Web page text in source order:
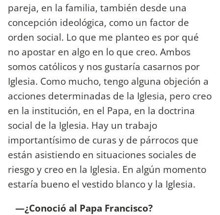
pareja, en la familia, también desde una
concepción ideológica, como un factor de
orden social. Lo que me planteo es por qué
no apostar en algo en lo que creo. Ambos
somos católicos y nos gustaría casarnos por
Iglesia. Como mucho, tengo alguna objeción a
acciones determinadas de la Iglesia, pero creo
en la institución, en el Papa, en la doctrina
social de la Iglesia. Hay un trabajo
importantísimo de curas y de párrocos que
están asistiendo en situaciones sociales de
riesgo y creo en la Iglesia. En algún momento
estaría bueno el vestido blanco y la Iglesia.
—¿Conoció al Papa Francisco?